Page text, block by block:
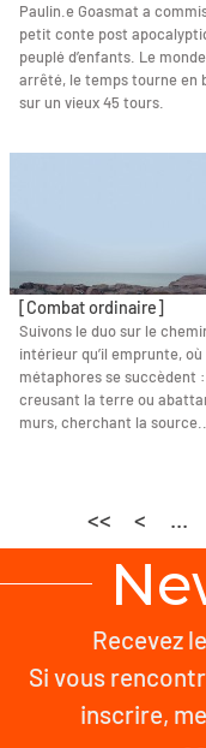
Paulin.e Goasmat a
petit conte post
peuplé d’enfants. Le monde
arrêté, le temps tourne en
sur un vieux 45 tours.
[Combat ordinaire]
Suivons le duo sur le
intérieur qu’il emprunte, où
métaphores se succèdent :
creusant la terre ou
murs, cherchant la source...
<< < ...
Recevez
Si vous
inscrire,